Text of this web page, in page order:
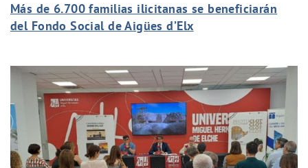
Más de 6.700 familias ilicitanas se beneficiarán
del Fondo Social de Aigües d’Elx